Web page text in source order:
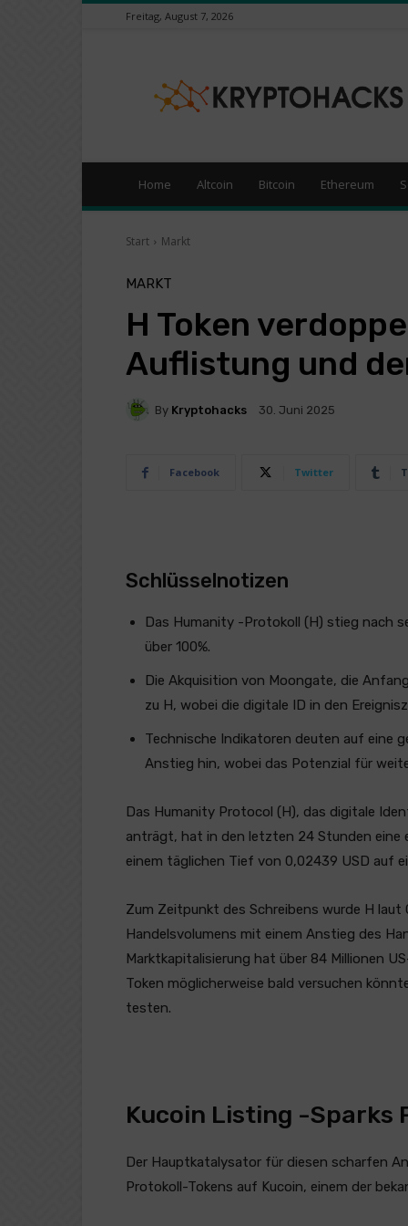
Freitag, August 7, 2026
–
Kryptowährungen
News
Portal
Home Altcoin Bitcoin Ethereum
Start Markt
MARKT
H Token
Auflistung und
By Kryptohacks 30. Juni 2025
Facebook Twitter
Schlüsselnotizen
Das Humanity -Protokoll (H) stieg nach
über 100%.
Die Akquisition von Moongate, die
zu H, wobei die digitale ID in den
Technische Indikatoren deuten auf eine
Anstieg hin, wobei das Potenzial für
Das Humanity Protocol (H), das digitale
anträgt, hat in den letzten 24 Stunden eine
einem täglichen Tief von 0,02439 USD auf
Zum Zeitpunkt des Schreibens wurde H
Handelsvolumens mit einem Anstieg des
Marktkapitalisierung hat über 84 Millionen
Token möglicherweise bald versuchen
testen.
Kucoin Listing -Sparks
Der Hauptkatalysator für diesen scharfen
Protokoll-Tokens auf Kucoin, einem der